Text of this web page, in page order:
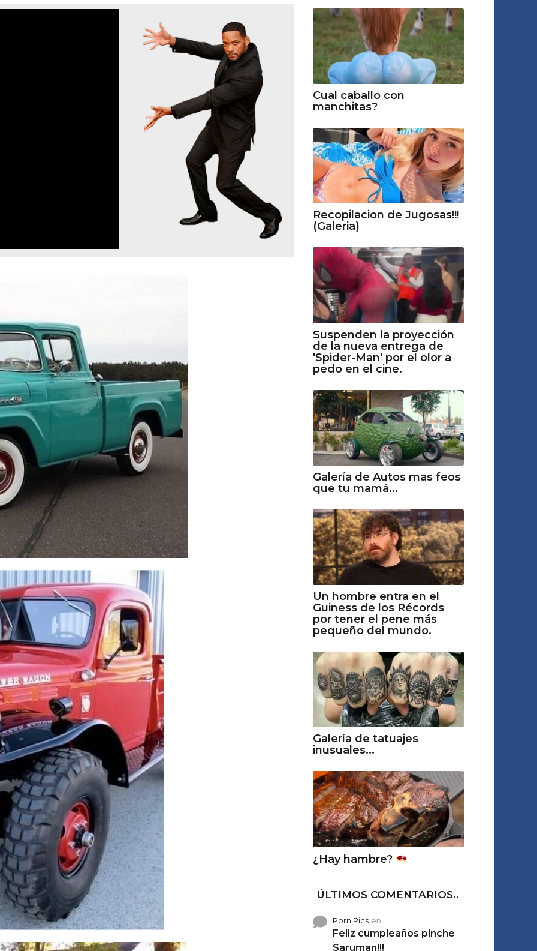
Cual caballo con
manchitas?
Recopilacion de Jugosas!!!
(Galeria)
Suspenden la proyección
de la nueva entrega de
'Spider-Man' por el olor a
pedo en el cine.
Galería de Autos mas feos
que tu mamá...
Un hombre entra en el
Guiness de los Récords
por tener el pene más
pequeño del mundo.
Galería de tatuajes
inusuales...
¿Hay hambre?
ÚLTIMOS COMENTARIOS..
Porn Picsen
Feliz cumpleaños pinche
Saruman!!!